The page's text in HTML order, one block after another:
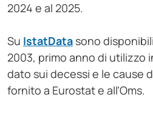
2024 e al 2025.
Su IstatData sono
2003, primo anno di utilizzo
dato sui decessi e le cause
fornito a Eurostat e all’Oms.